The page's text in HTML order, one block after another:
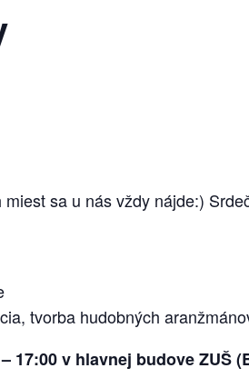
sa u nás vždy nájde:)
tvorba hudobných
v hlavnej budove ZUŠ